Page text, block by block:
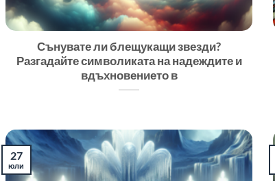
Сънувате ли блещукащи звезди?
Разгадайте символиката на надеждите и
вдъхновението в
27
юли